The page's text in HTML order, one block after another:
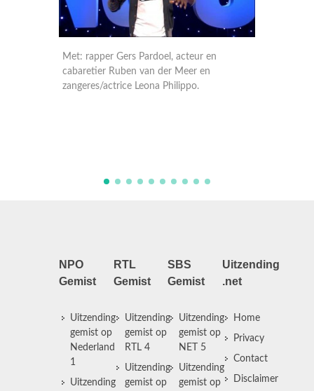
Met: rapper Sef, groepslid van Flinke
Namen, acteur/regisseur Barry Atsma en tv-
NPO
Gemist
Uitzending
gemist op
Nederland
1
Uitzending
RTL
Gemist
Uitzending
gemist op
RTL 4
Uitzending
gemist op
SBS
Gemist
Uitzending
gemist op
NET 5
Uitzending
gemist op
Uitzending
.net
Home
Privacy
Contact
Disclaimer